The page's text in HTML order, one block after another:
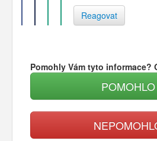
Reagovat
Pomohly Vám tyto informace?